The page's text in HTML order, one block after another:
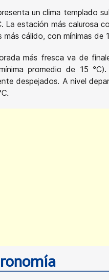
un clima templado
La estación más calurosa
más cálido, con mínimas de
más fresca va de
promedio de 15
despejados. A nivel